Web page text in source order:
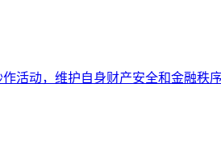
活动，维护自身财产安全和金融